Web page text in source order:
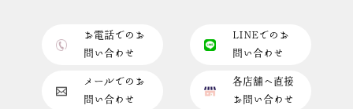
お電話でのお
問い合わせ
LINEでのお
問い合わせ
メールでのお
問い合わせ
各店舗へ直接
お問い合わせ